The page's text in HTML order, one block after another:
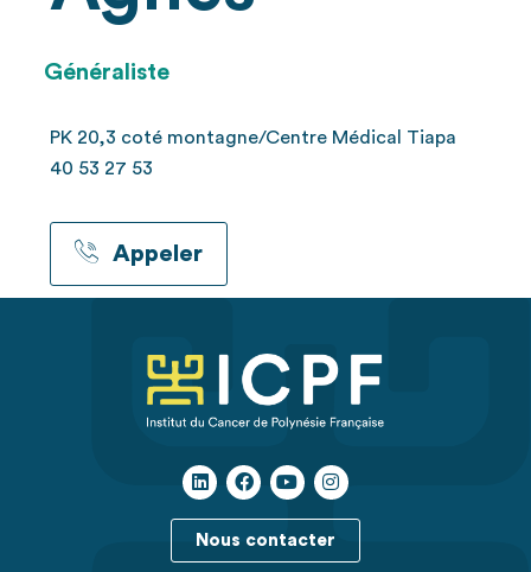
Généraliste
PK 20,3 coté montagne/Centre Médical Tiapa
40 53 27 53
Appeler
Nous contacter